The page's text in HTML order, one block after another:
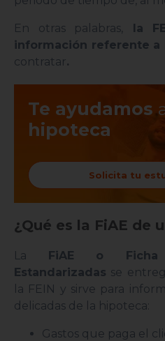
En otras palabras,
la
información referente a
contratar.
Te ayudamos
hipoteca
Solicita tu
¿Qué es la FiAE de
La FiAE
o Ficha
Estandarizadas se
la FEIN y sirve para
delicadas de la hipoteca:
Gastos que paga el